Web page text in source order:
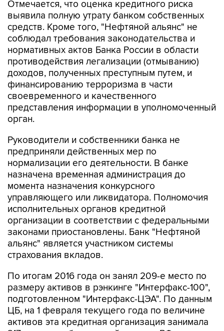
средств. Кроме того, "Нефтяной альянс" не
соблюдал требования законодательства и
нормативных актов Банка России в области
противодействия легализации (отмыванию)
доходов, полученных преступным путем, и
финансированию терроризма в части
своевременного и качественного
представления информации в уполномоченный
орган.
Руководители и собственники банка не
нормализации его деятельности. В банке
назначена временная администрация до
момента назначения конкурсного
управляющего или ликвидатора. Полномочия
исполнительных органов кредитной
организации в соответствии с федеральными
законами приостановлены. Банк "Нефтяной
альянс" является участником системы
страхования вкладов.
По итогам 2016 года он занял 209-е место по
подготовленном "Интерфакс-ЦЭА". По данным
ЦБ, на 1 февраля текущего года по величине
активов эта кредитная организация занимала
217-е место в банковской системе РФ.